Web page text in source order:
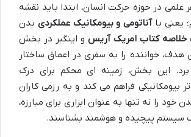
علمی در حوزه حرکت انسان، ابتدا باید نقشه
یعنی باآناتومی و بیومکانیک عملکردی بدن
خلاصه کتاب امریک آریس و اینگبر در بخش
هدف، خواننده را به سفری در اعماق ساختار
این بخش، زمینه ای محکم برای درک
بیومکانیکی فراهم می کند و به رزمی کاران
خود را نه تنها به عنوان ابزاری برای مبارزه،
سیستم پیچیده و هوشمند بشناسند.